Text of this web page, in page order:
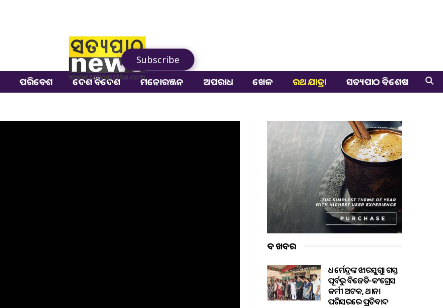
Subscribe
ପରିବେଶ ଦେଶ ବିଦେଶ ମନୋରଞ୍ଜନ ଅପରାଧ ଖେଳ ରଥ ଯାତ୍ରା ସତ୍ୟପାଠ ବିଶେଷ
ବଡ ଖବର
ଧର୍ମେନ୍ଦ୍ରଙ୍କ ଝାରସୁଗୁଡ଼ା ଗସ୍ତ
ପୂର୍ବରୁ ବିଜେଡି-କଂଗ୍ରେସ
କର୍ମୀ ଅଟକ, ଥାନା
ପରିସରରେ ପ୍ରତିବାଦ